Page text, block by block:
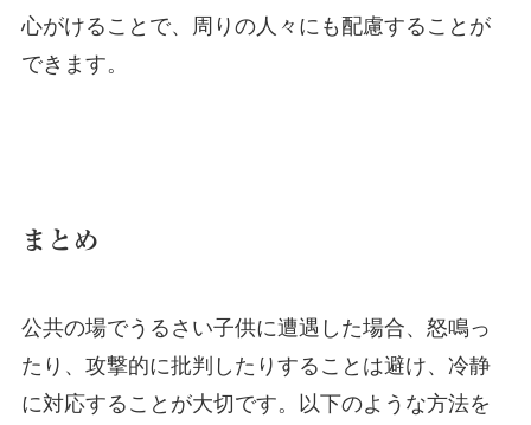
心がけることで、周りの人々にも配慮することが
できます。
まとめ
公共の場でうるさい子供に遭遇した場合、怒鳴っ
たり、攻撃的に批判したりすることは避け、冷静
に対応することが大切です。以下のような方法を